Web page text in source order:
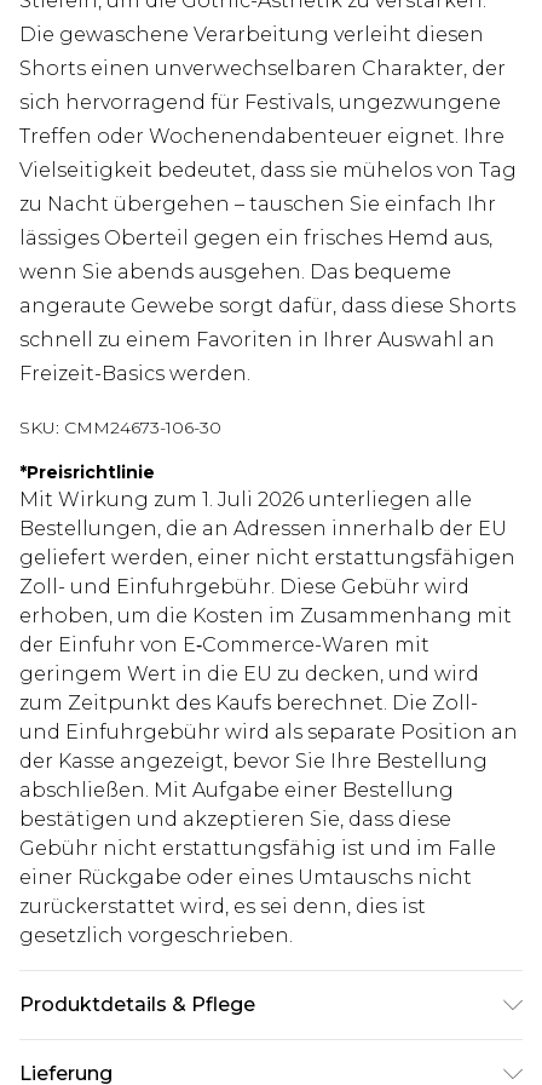
Die gewaschene Verarbeitung verleiht diesen
Shorts einen unverwechselbaren Charakter, der
sich hervorragend für Festivals, ungezwungene
Treffen oder Wochenendabenteuer eignet. Ihre
Vielseitigkeit bedeutet, dass sie mühelos von Tag
zu Nacht übergehen – tauschen Sie einfach Ihr
lässiges Oberteil gegen ein frisches Hemd aus,
wenn Sie abends ausgehen. Das bequeme
angeraute Gewebe sorgt dafür, dass diese Shorts
schnell zu einem Favoriten in Ihrer Auswahl an
Freizeit-Basics werden.
SKU: CMM24673-106-30
*Preisrichtlinie
Mit Wirkung zum 1. Juli 2026 unterliegen alle
Bestellungen, die an Adressen innerhalb der EU
geliefert werden, einer nicht erstattungsfähigen
Zoll- und Einfuhrgebühr. Diese Gebühr wird
erhoben, um die Kosten im Zusammenhang mit
der Einfuhr von E‑Commerce-Waren mit
geringem Wert in die EU zu decken, und wird
zum Zeitpunkt des Kaufs berechnet. Die Zoll-
und Einfuhrgebühr wird als separate Position an
der Kasse angezeigt, bevor Sie Ihre Bestellung
abschließen. Mit Aufgabe einer Bestellung
bestätigen und akzeptieren Sie, dass diese
Gebühr nicht erstattungsfähig ist und im Falle
einer Rückgabe oder eines Umtauschs nicht
zurückerstattet wird, es sei denn, dies ist
gesetzlich vorgeschrieben.
Produktdetails & Pflege
Lieferung